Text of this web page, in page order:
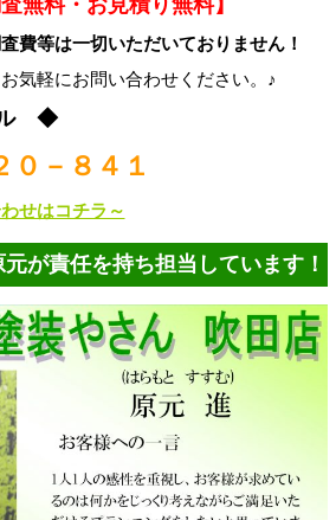
費等は一切いただいておりません！
気軽にお問い合わせください。♪
ル ◆
０－８４１
せはコチラ～
が責任を持ち担当しています！